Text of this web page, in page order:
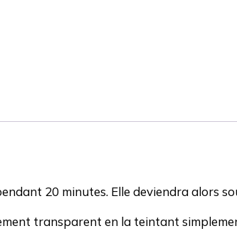
20 minutes. Elle deviendra alors
transparent en la teintant